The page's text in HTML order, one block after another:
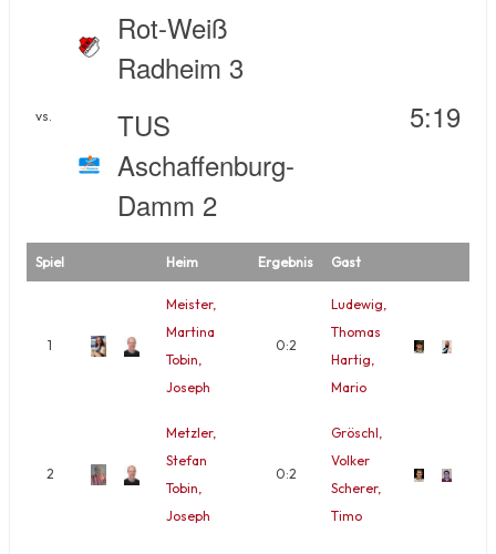
vs.
Rot-Weiß
Radheim 3
TUS
Aschaffenburg-
Damm 2
5:19
Spiel Heim Ergebnis Gast
1
Meister,
Martina
Tobin,
Joseph
0:2
Ludewig,
Thomas
Hartig,
Mario
2
Metzler,
Stefan
Tobin,
Joseph
0:2
Gröschl,
Volker
Scherer,
Timo